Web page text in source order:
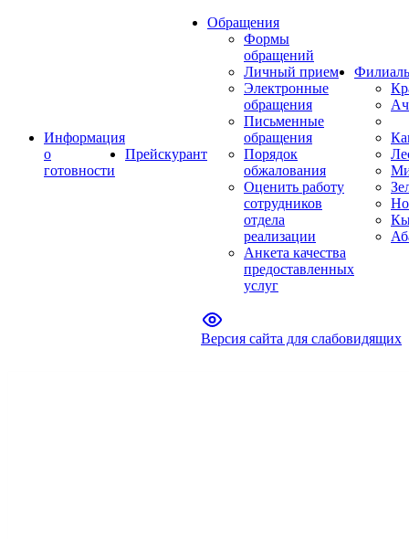
Информация
о
готовности
Прейскурант
Обращения
Формы
обращений
Личный прием
Электронные
обращения
Письменные
обращения
Порядок
обжалования
Оценить работу
сотрудников
отдела
реализации
Анкета качества
предоставленных
услуг
Версия сайта для слабовидящих